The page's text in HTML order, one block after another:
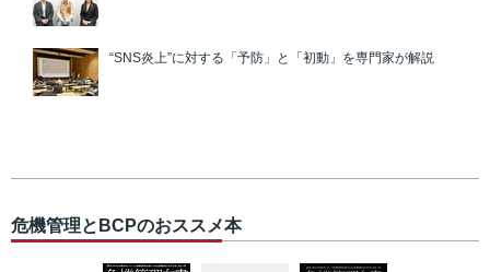
“SNS炎上”に対する「予防」と「初動」を専門家が解説
危機管理とBCPのおススメ本